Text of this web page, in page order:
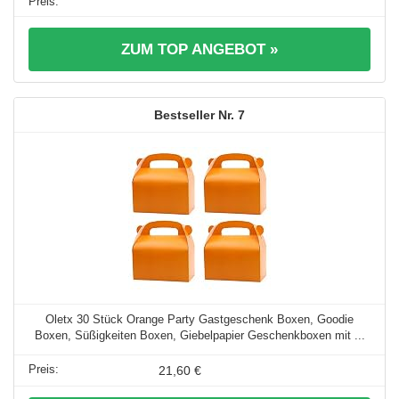
ZUM TOP ANGEBOT »
7
Oletx 30 Stück Orange Party Gastgeschenk Boxen, Goodie
Boxen, Süßigkeiten Boxen, Giebelpapier Geschenkboxen mit ...
21,60 €